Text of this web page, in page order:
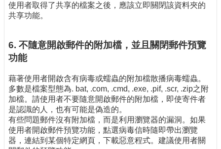
使用者取得了共享的檔案之後，應該立即關閉該資料夾的
共享功能。
6. 不隨意開啟郵件的附加檔，並且關閉郵件預覽
功能
藉著使用者開啟含有病毒或蠕蟲的附加檔散播病毒蠕蟲。
多數是檔案型態為. bat, .com, .cmd, .exe, .pif, .scr, .zip之附
加檔。請使用者不要隨意開啟郵件的附加檔，即使寄件者
是認識的人，也有可能是偽造的。
有些問題郵件沒有附加檔，而是利用瀏覽器的漏洞。如果
使用者開啟郵件預覽功能，點選病毒信時隨即帶出瀏覽
器，連結到某個特定網頁，下載惡意程式。建議使用者關